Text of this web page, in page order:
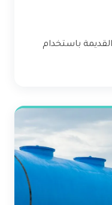
باستخدام